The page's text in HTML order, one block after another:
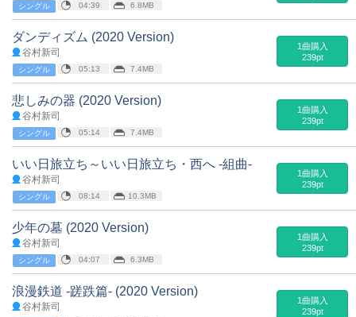
シングル 04:39 6.8MB
ダンディズム (2020 Version)
谷村新司
シングル 05:13 7.4MB
1曲購入
239pt
悲しみの器 (2020 Version)
谷村新司
シングル 05:14 7.4MB
1曲購入
239pt
いい日旅立ち～いい日旅立ち・西へ -組曲-
谷村新司
シングル 08:14 10.3MB
1曲購入
239pt
少年の墓 (2020 Version)
谷村新司
シングル 04:07 6.3MB
1曲購入
239pt
浪漫鉄道 -蹉跌篇- (2020 Version)
谷村新司
1曲購入
239pt